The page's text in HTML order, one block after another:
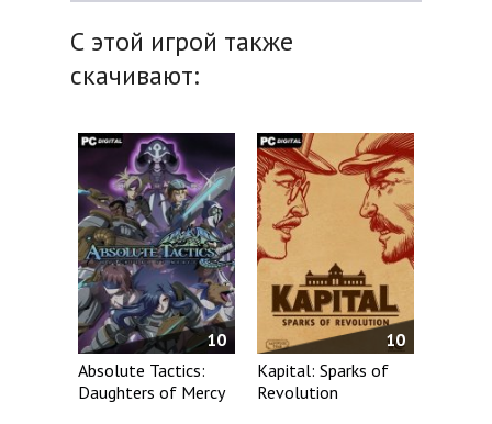
С этой игрой также
скачивают:
10
Absolute Tactics:
Daughters of Mercy
10
Kapital: Sparks of
Revolution